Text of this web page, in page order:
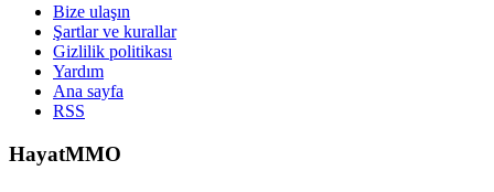
Bize ulaşın
Şartlar ve kurallar
Gizlilik politikası
Yardım
Ana sayfa
RSS
HayatMMO